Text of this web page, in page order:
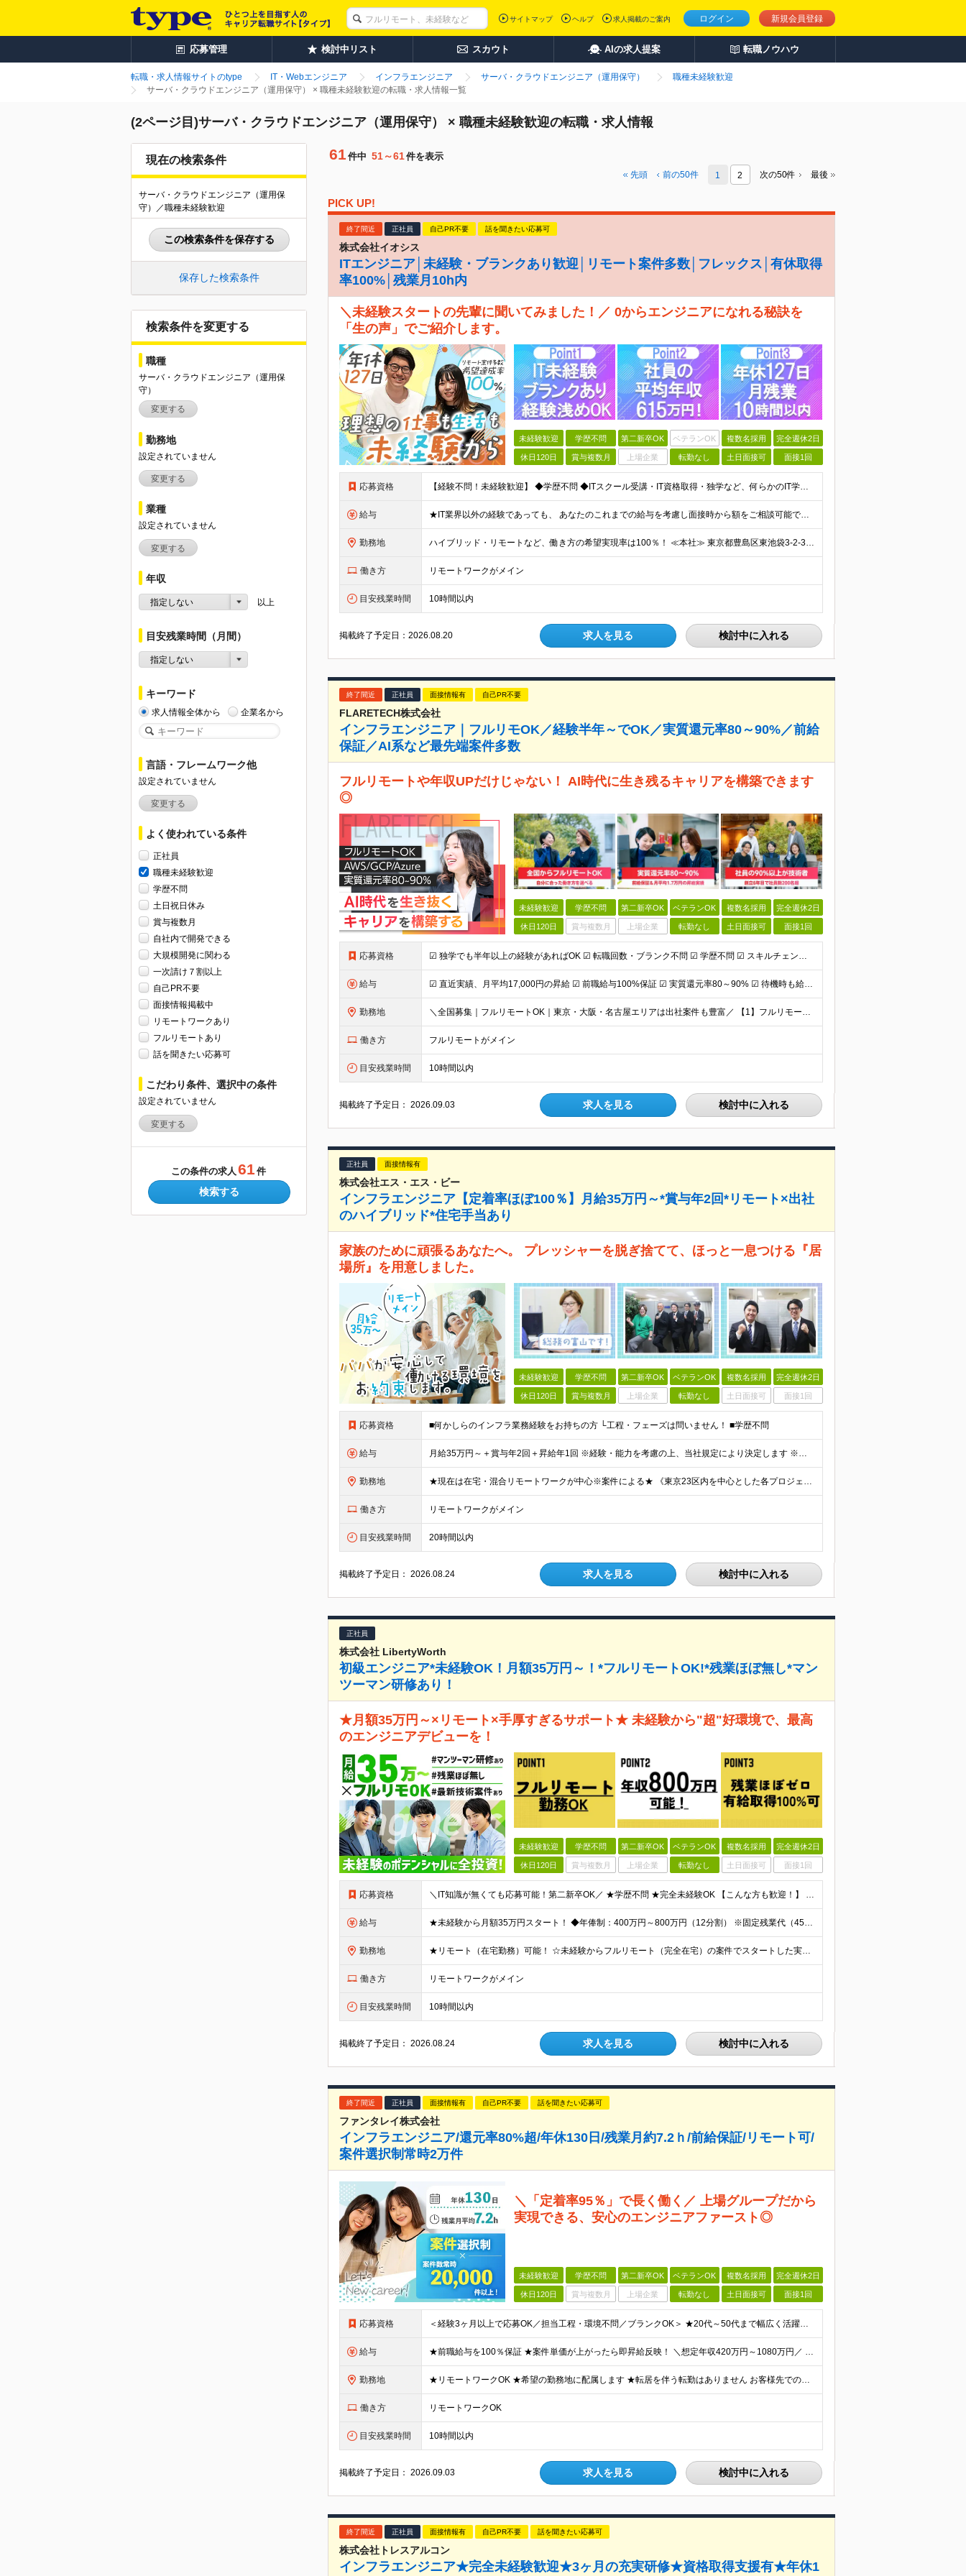
ログイン 新規会員登録
サイトマップ ヘルプ 求人掲載のご案内
応募管理 検討中リスト スカウト AIの求人提案 転職ノウハウ
転職・求人情報サイトのtype IT・Webエンジニア インフラエンジニア サーバ・クラウドエンジニア（運用保守）
職種未経験歓迎
サーバ・クラウドエンジニア（運用保守） × 職種未経験歓迎の転職・求人情報一覧
(2ページ目)サーバ・クラウドエンジニア（運用保守） × 職種未経験歓迎の転職・求人情報
現在の検索条件
サーバ・クラウドエンジニア（運用保
守）／職種未経験歓迎
この検索条件を保存する
保存した検索条件
検索条件を変更する
職種
サーバ・クラウドエンジニア（運用保
守）
変更する
勤務地
設定されていません
変更する
業種
設定されていません
変更する
年収
指定しない 以上
目安残業時間（月間）
指定しない
キーワード
求人情報全体から 企業名から
言語・フレームワーク他
設定されていません
変更する
よく使われている条件
正社員
職種未経験歓迎
学歴不問
土日祝日休み
賞与複数月
自社内で開発できる
大規模開発に関わる
一次請け７割以上
自己PR不要
面接情報掲載中
リモートワークあり
フルリモートあり
話を聞きたい応募可
こだわり条件、選択中の条件
設定されていません
変更する
この条件の求人 61 件
検索する
61 件中 51～61件を表示
先頭 前の50件 1 2 次の50件 最後
PICK UP!
終了間近 正社員 自己PR不要 話を聞きたい応募可
株式会社イオシス
ITエンジニア│未経験・ブランクあり歓迎│リモート案件多数│フレックス│有休取得
率100%│残業月10h内
＼未経験スタートの先輩に聞いてみました！／ 0からエンジニアになれる秘訣を
「生の声」でご紹介します。
未経験歓迎 学歴不問 第二新卒OK ベテランOK 複数名採用 完全週休2日
休日120日 賞与複数月 上場企業 転勤なし 土日面接可 面接1回
応募資格 【経験不問！未経験歓迎】 ◆学歴不問 ◆ITスクール受講・IT資格取得・独学など、何らかのIT学習経験をお持ちの方 ※実務経験は問いません ※IT未経験でも、自学や職業訓練など学習を始めている方を対象
給与 ★IT業界以外の経験であっても、 あなたのこれまでの給与を考慮し面接時から額をご相談可能です！ ■未経験者 初年度想定月給 月給：255,000円～295,000円（年収:356万円～412万円以上
勤務地 ハイブリッド・リモートなど、働き方の希望実現率は100％！ ≪本社≫ 東京都豊島区東池袋3-2-3 第一主田ビル402号室 「晩ご飯は家族と一緒に食べたい」 島崎代表のそんなシンプルな想いから、当
働き方 リモートワークがメイン
目安残業時間 10時間以内
掲載終了予定日：2026.08.20 求人を見る 検討中に入れる
終了間近 正社員 面接情報有 自己PR不要
FLARETECH株式会社
インフラエンジニア｜フルリモOK／経験半年～でOK／実質還元率80～90%／前給
保証／AI系など最先端案件多数
フルリモートや年収UPだけじゃない！ AI時代に生き残るキャリアを構築できます
◎
未経験歓迎 学歴不問 第二新卒OK ベテランOK 複数名採用 完全週休2日
休日120日 賞与複数月 上場企業 転勤なし 土日面接可 面接1回
応募資格 ☑︎ 独学でも半年以上の経験があればOK ☑︎ 転職回数・ブランク不問 ☑︎ 学歴不問 ☑︎ スキルチェンジ可 ＜必須条件＞ インフラエンジニアとしての実務経験をお持ちの方 ┗設計構築or運用保守、
給与 ☑︎ 直近実績、月平均17,000円の昇給 ☑︎ 前職給与100%保証 ☑︎ 実質還元率80～90% ☑︎ 待機時も給与は満額支給 月給35万円～70万円＋交通費など各種手当 ※想定年収：4,200
勤務地 ＼全国募集｜フルリモートOK｜東京・大阪・名古屋エリアは出社案件も豊富／ 【1】フルリモートの場合…全国各地にて完全在宅勤務が可能！強制的な出社日もありません。 【2】出社の場合…本社、大阪支店、も
働き方 フルリモートがメイン
目安残業時間 10時間以内
掲載終了予定日：2026.09.03 求人を見る 検討中に入れる
正社員 面接情報有
株式会社エス・エス・ビー
インフラエンジニア【定着率ほぼ100％】月給35万円～*賞与年2回*リモート×出社
のハイブリッド*住宅手当あり
家族のために頑張るあなたへ。 プレッシャーを脱ぎ捨てて、ほっと一息つける『居
場所』を用意しました。
未経験歓迎 学歴不問 第二新卒OK ベテランOK 複数名採用 完全週休2日
休日120日 賞与複数月 上場企業 転勤なし 土日面接可 面接1回
応募資格 ■何かしらのインフラ業務経験をお持ちの方 └工程・フェーズは問いません！ ■学歴不問
給与 月給35万円～＋賞与年2回＋昇給年1回 ※経験・能力を考慮の上、当社規定により決定します ※残業手当は別途全額支給します ※試用期間3ヶ月あり。期間中、給与・待遇に差異はありません ☆安心の福利厚生
勤務地 ★現在は在宅・混合リモートワークが中心※案件による★ 《東京23区内を中心とした各プロジェクト先となります》 ※神奈川、千葉、埼玉の案件もご案内できます ※配属先は、個人の希望と居住地を最大限考慮し
働き方 リモートワークがメイン
目安残業時間 20時間以内
掲載終了予定日：2026.08.24 求人を見る 検討中に入れる
正社員
株式会社 LibertyWorth
初級エンジニア*未経験OK！月額35万円～！*フルリモートOK!*残業ほぼ無し*マン
ツーマン研修あり！
★月額35万円～×リモート×手厚すぎるサポート★ 未経験から"超"好環境で、最高
のエンジニアデビューを！
未経験歓迎 学歴不問 第二新卒OK ベテランOK 複数名採用 完全週休2日
休日120日 賞与複数月 上場企業 転勤なし 土日面接可 面接1回
応募資格 ＼IT知識が無くても応募可能！第二新卒OK／ ★学歴不問 ★完全未経験OK 【こんな方も歓迎！】 ★人とコミュニケーションを取ることが好きな方 ★「こうしたい！」という希望を積極的に発言してくれる方
給与 ★未経験から月額35万円スタート！ ◆年俸制：400万円～800万円（12分割） ※固定残業代（45時間分/10万6065円～）含む。 ※超過分別途支給。 ※試用期間3カ月（その間の給与・待遇に変
勤務地 ★リモート（在宅勤務）可能！ ☆未経験からフルリモート（完全在宅）の案件でスタートした実績あり 東京本社／東京都町田市中町1丁目12-16 アイケーブリックス202 (変更の範囲)上記を除く当社関
働き方 リモートワークがメイン
目安残業時間 10時間以内
掲載終了予定日：2026.08.24 求人を見る 検討中に入れる
終了間近 正社員 面接情報有 自己PR不要 話を聞きたい応募可
ファンタレイ株式会社
インフラエンジニア/還元率80%超/年休130日/残業月約7.2ｈ/前給保証/リモート可/
案件選択制常時2万件
＼「定着率95％」で長く働く／ 上場グループだから
実現できる、安心のエンジニアファースト◎
未経験歓迎 学歴不問 第二新卒OK ベテランOK 複数名採用 完全週休2日
休日120日 賞与複数月 上場企業 転勤なし 土日面接可 面接1回
応募資格 ＜経験3ヶ月以上で応募OK／担当工程・環境不問／ブランクOK＞ ★20代～50代まで幅広く活躍中 ★キャリア20年以上のベテランも歓迎 ★子育てと両立しながら働く社員も在籍 ★ブランクあり・正社員デビ
給与 ★前職給与を100％保証 ★案件単価が上がったら即昇給反映！ ＼想定年収420万円～1080万円／ 月給35万円～90万円＋交通費全額支給＋各種手当 平均150～200万円年収UPを実現！ ーーー
勤務地 ★リモートワークOK ★希望の勤務地に配属します ★転居を伴う転勤はありません お客様先での勤務となります。 ■東京本社／東京都新宿区西新宿1-20-3 ■大阪支社／大阪府大阪市中央区安土町2-3
働き方 リモートワークOK
目安残業時間 10時間以内
掲載終了予定日：2026.09.03 求人を見る 検討中に入れる
終了間近 正社員 面接情報有 自己PR不要 話を聞きたい応募可
株式会社トレスアルコン
インフラエンジニア★完全未経験歓迎★3ヶ月の充実研修★資格取得支援有★年休1